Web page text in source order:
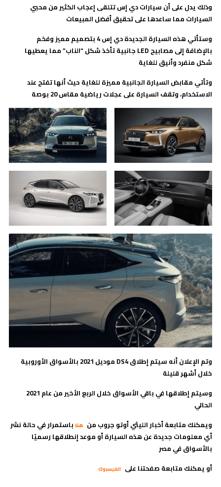
وذلك يدل على أن سيارات دي إس تتلقى إعجاب الكثير من محبي
السيارات مما ساعدها على تحقيق أفضل المبيعات
وستأتي هذه السيارة الجديدة دي إس 4 بتصميم مميز وفخم
بالإضافة إلى مصابيح LED جانبية تأخذ شكل “الناب” مما يعطيها
شكل منفرد وأنيق للغاية
وتأتي مقابض السيارة الجانبية مميزة للغاية حيث أنها تفتح عند
الاستخدام، وتقف السيارة على عجلات رياضية مقاس 20 بوصة
وتم الإعلان أنه سيتم إطلاق DS4 موديل 2021 بالأسواق الأوروبية
خلال أشهر قليلة
وسيتم إطلاقها في باقي الأسواق خلال الربع الأخير من عام 2021
الحالي
ويمكنك متابعة أخبار الليثي أوتو جروب من هنا باستمرار في حالة نشر
أي معلومات جديدة عن هذه السيارة أو موعد إنطلاقها رسميًا
بالأسواق في مصر
أو يمكنك متابعة صفحتنا على الفيسبوك